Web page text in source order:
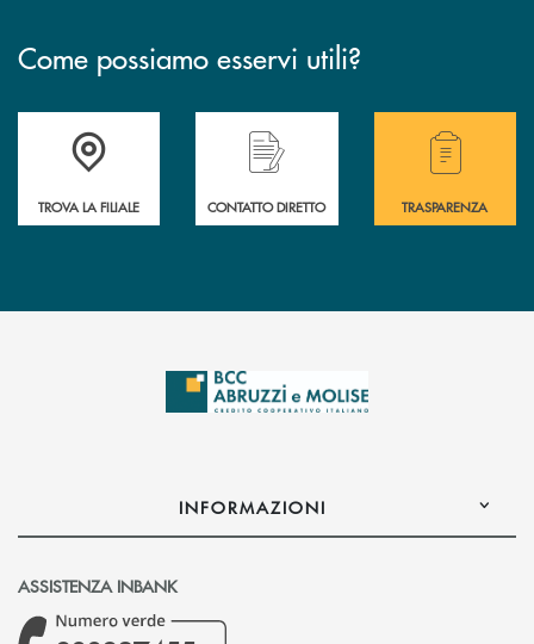
Come possiamo esservi utili?
Accedi all' elenco completo delle filiali .
TROVA LA FILIALE CONTATTO DIRETTO
Hai bisogno di
TRASPARENZA
INFORMAZIONI
ASSISTENZA INBANK